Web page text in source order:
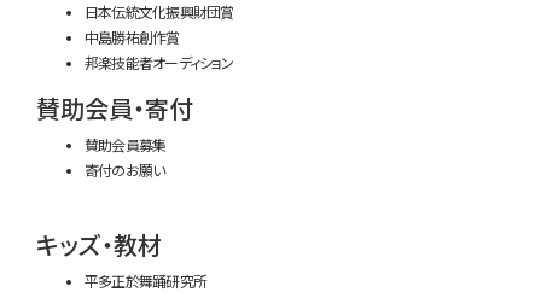
日本伝統文化振興財団賞
中島勝祐創作賞
邦楽技能者オーディション
賛助会員・寄付
賛助会員募集
寄付のお願い
キッズ・教材
平多正於舞踊研究所